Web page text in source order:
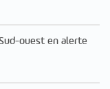
ouest en alerte